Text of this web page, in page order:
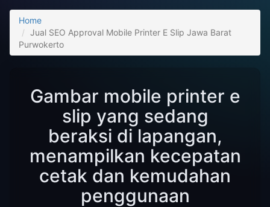
Home
Jual SEO Approval Mobile Printer E Slip Jawa Barat
Purwokerto
Gambar mobile printer e
slip yang sedang
beraksi di lapangan,
menampilkan kecepatan
cetak dan kemudahan
penggunaan